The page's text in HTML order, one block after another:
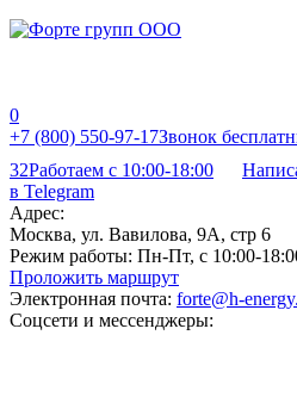
0
+7 (800) 550-97-17Звонок
32Работаем с 10:00-18:00
в Telegram
Адрес:
Москва, ул. Вавилова, 9А, стр 6
Режим работы: Пн-Пт, с 10:00-
Проложить маршрут
Электронная почта: forte@h-
Соцсети и мессенджеры: